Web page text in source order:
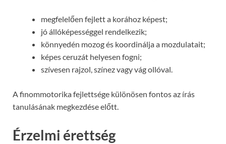
megfelelően fejlett a korához képest;
jó állóképességgel rendelkezik;
könnyedén mozog és koordinálja a mozdulatait;
képes ceruzát helyesen fogni;
szívesen rajzol, színez vagy vág ollóval.
A finommotorika fejlettsége különösen fontos az írás
tanulásának megkezdése előtt.
Érzelmi érettség